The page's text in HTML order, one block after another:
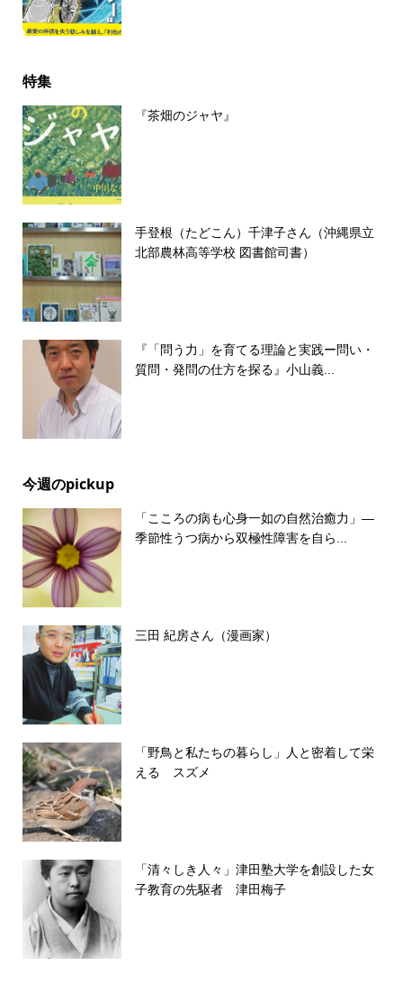
特集
『茶畑のジャヤ』
手登根（たどこん）千津子さん（沖縄県立
北部農林高等学校 図書館司書）
『「問う力」を育てる理論と実践ー問い・
質問・発問の仕方を探る』小山義...
今週のpickup
「こころの病も心身一如の自然治癒力」―
季節性うつ病から双極性障害を自ら...
三田 紀房さん（漫画家）
「野鳥と私たちの暮らし」人と密着して栄
える スズメ
「清々しき人々」津田塾大学を創設した女
子教育の先駆者 津田梅子